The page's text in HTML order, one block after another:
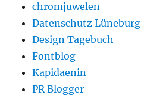
chromjuwelen
Datenschutz Lüneburg
Design Tagebuch
Fontblog
Kapidaenin
PR Blogger